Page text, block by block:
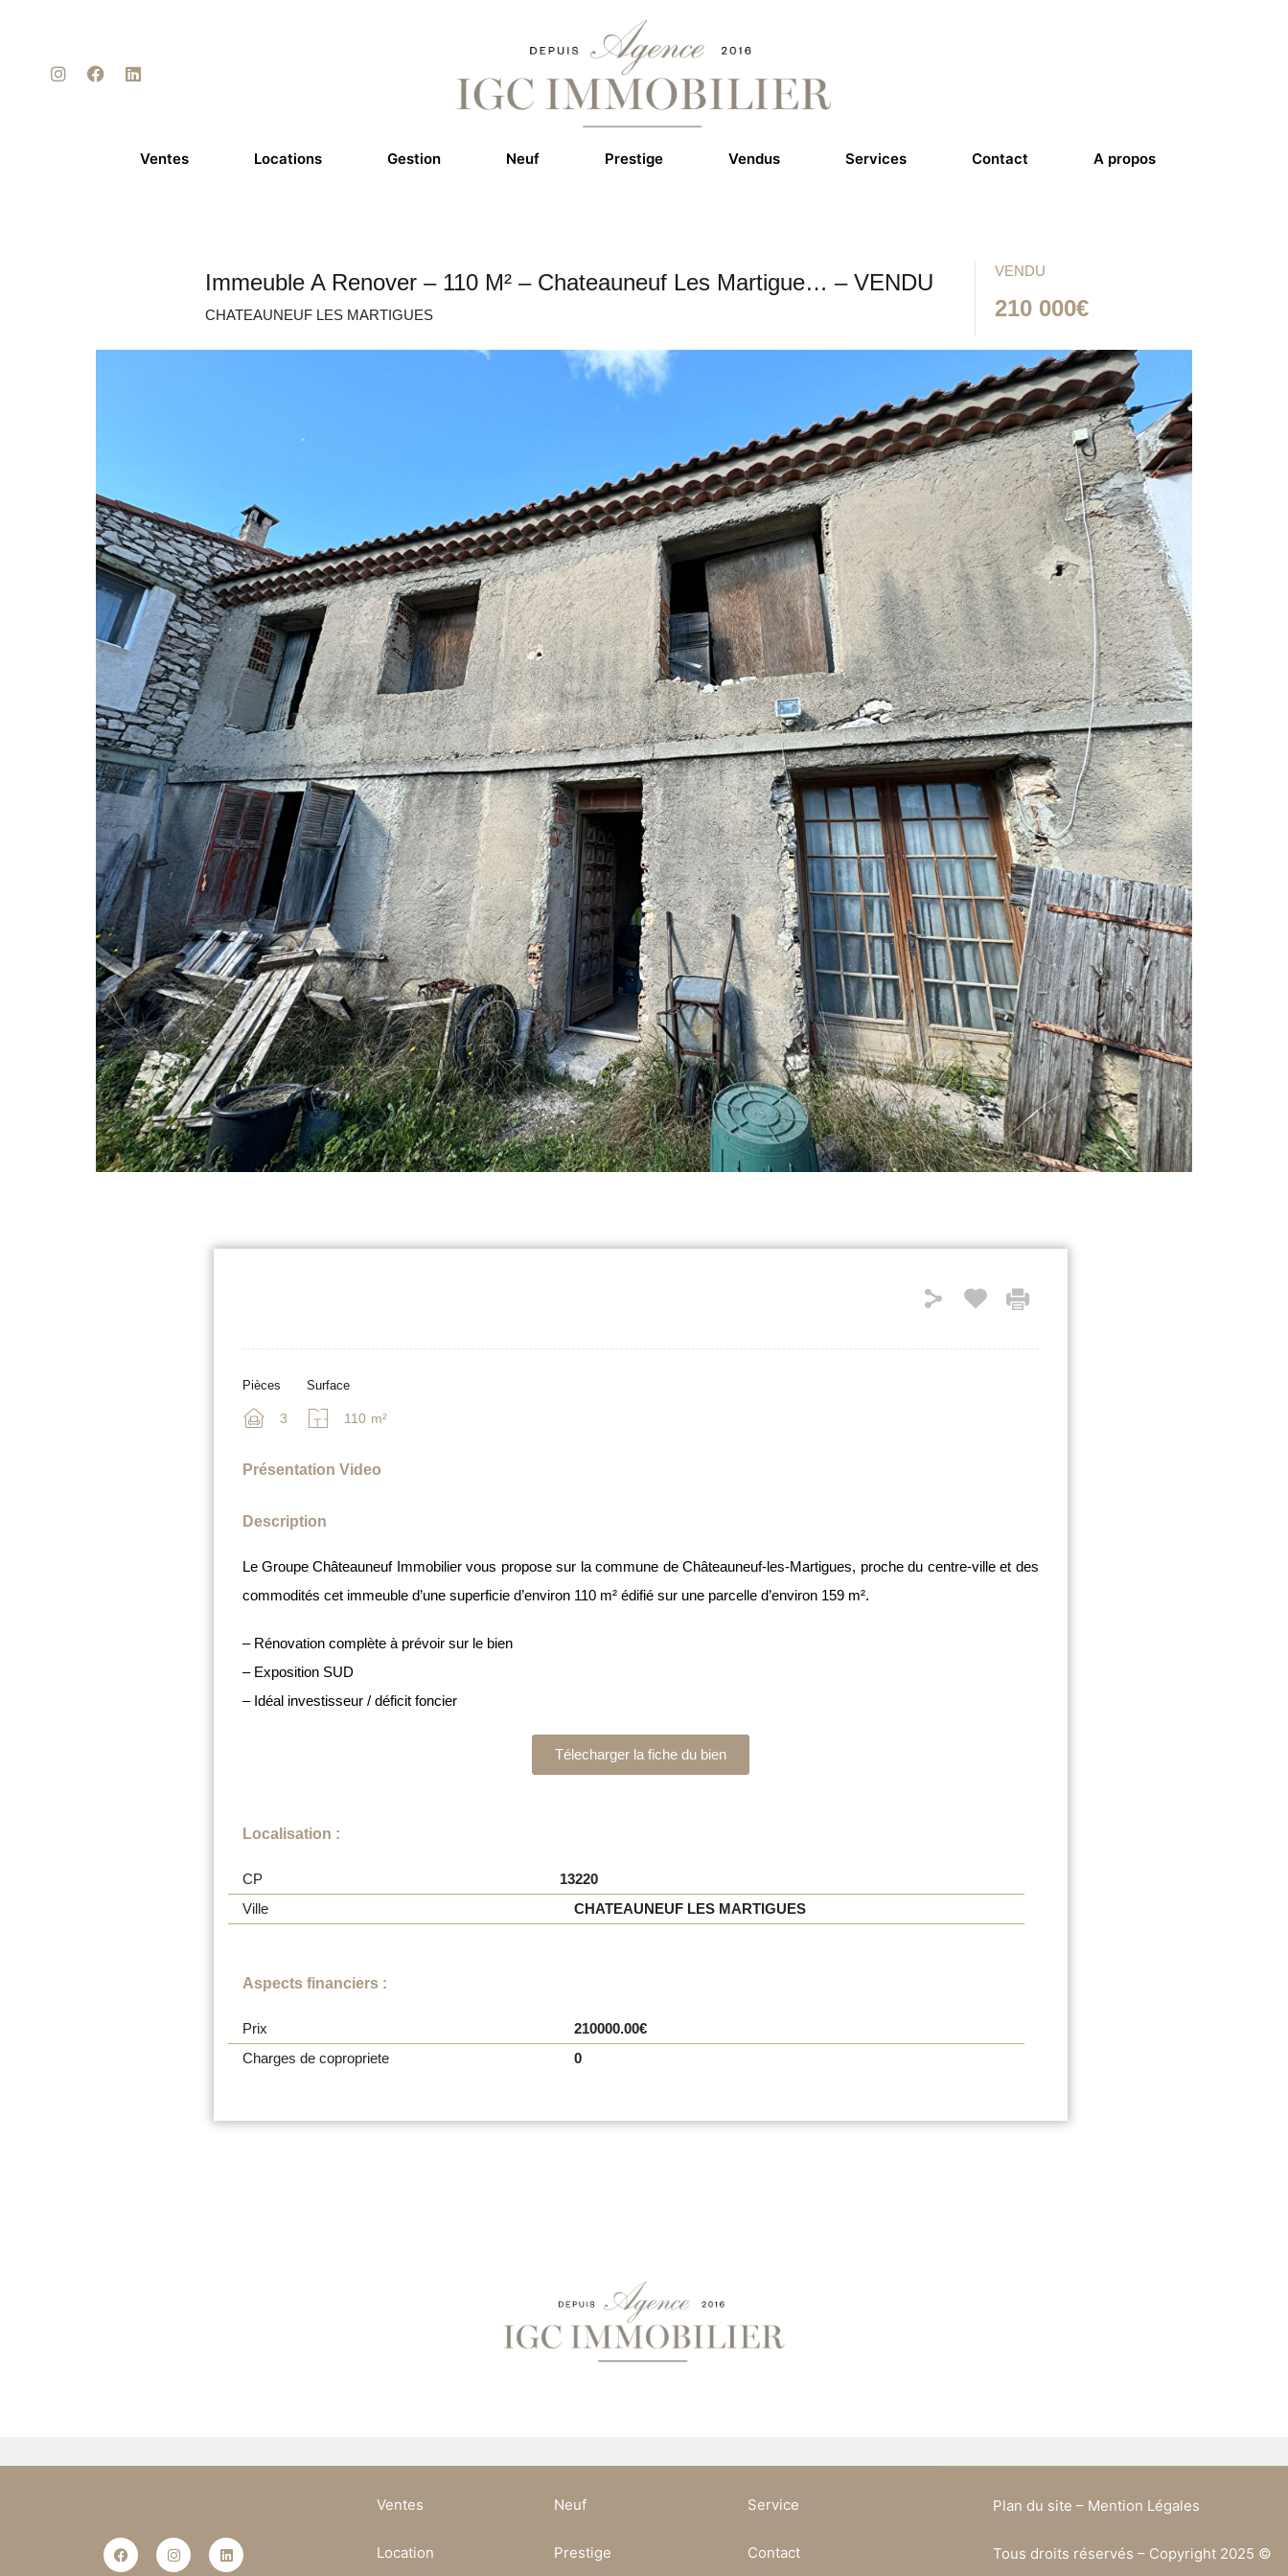
Ventes Locations Gestion Neuf Prestige Vendus Services Contact A propos
Immeuble A Renover – 110 M² – Chateauneuf Les Martigue… – VENDU
CHATEAUNEUF LES MARTIGUES
VENDU
210 000€
Pièces
3
Surface
110 m²
Présentation Video
Description
Le Groupe Châteauneuf Immobilier vous propose sur la commune de Châteauneuf-les-Martigues, proche du centre-ville et des
commodités cet immeuble d’une superficie d’environ 110 m² édifié sur une parcelle d’environ 159 m².
– Rénovation complète à prévoir sur le bien
– Exposition SUD
– Idéal investisseur / déficit foncier
Télecharger la fiche du bien
Localisation :
CP
13220
Ville
CHATEAUNEUF LES MARTIGUES
Aspects financiers :
Prix
210000.00€
Charges de copropriete
0
Ventes
Location
Neuf
Prestige
Service
Contact
Plan du site – Mention Légales
Tous droits réservés – Copyright 2025 ©